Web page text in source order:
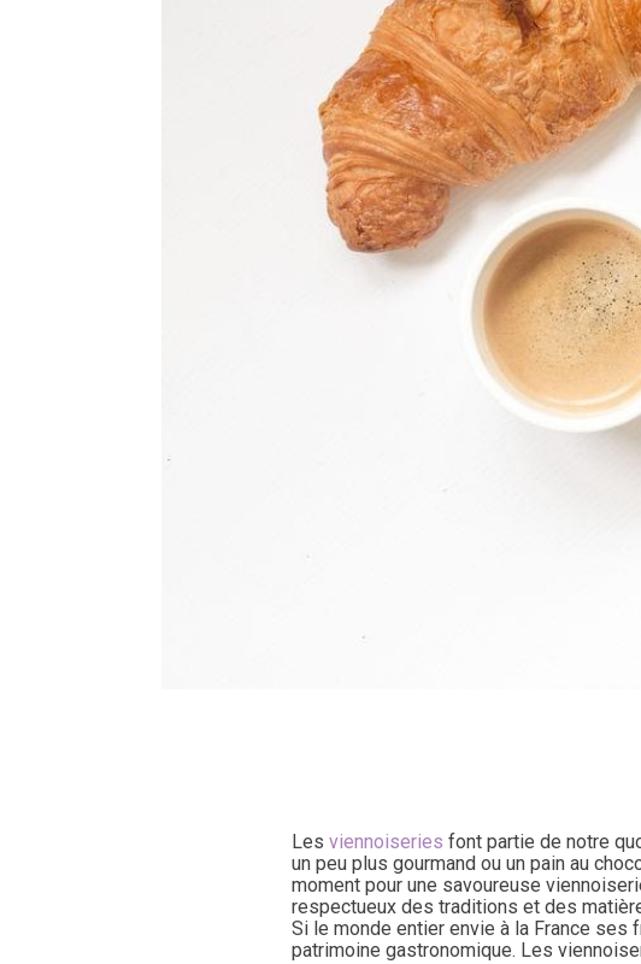
Les viennoiseries font partie de notre
un peu plus gourmand ou un pain au
moment pour une savoureuse
respectueux des traditions et des
Si le monde entier envie à la France
patrimoine gastronomique. Les